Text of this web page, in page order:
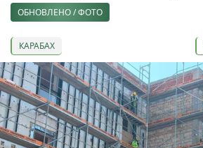
ОБНОВЛЕНО / ФОТО
КАРАБАХ